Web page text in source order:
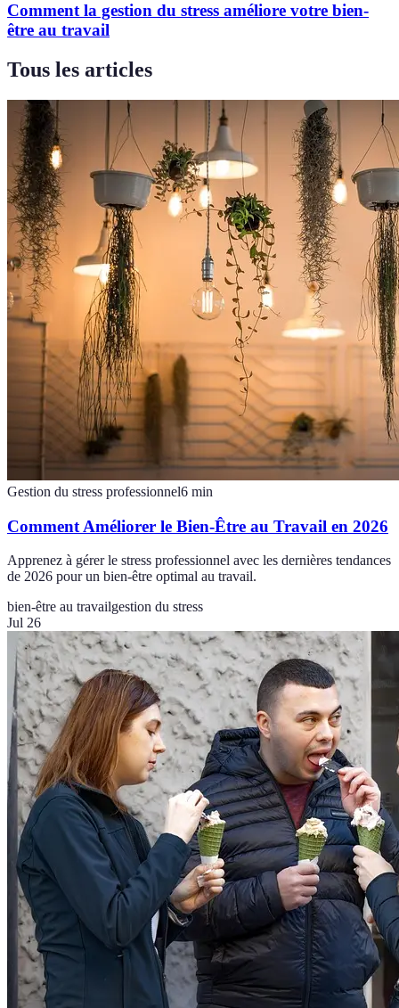
Comment la gestion du stress améliore votre bien-
être au travail
Tous les articles
Gestion du stress professionnel6 min
Comment Améliorer le Bien-Être au Travail en 2026
Apprenez à gérer le stress professionnel avec les dernières tendances
de 2026 pour un bien-être optimal au travail.
bien-être au travailgestion du stress
Jul 26